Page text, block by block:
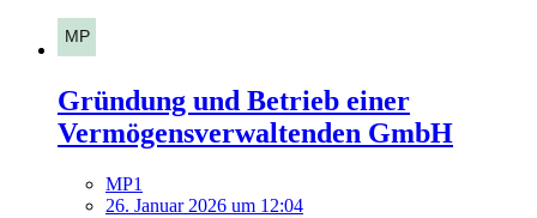
Gründung und Betrieb einer
Vermögensverwaltenden GmbH
MP1
26. Januar 2026 um 12:04